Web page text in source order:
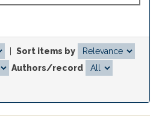
Sort items by
Authors/record